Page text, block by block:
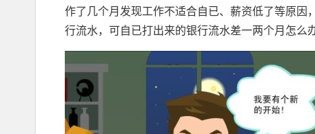
作了几个月发现工作不适合自已、薪资低了等原
行流水，可自已打出来的银行流水差一两个月怎么